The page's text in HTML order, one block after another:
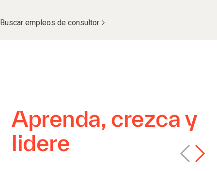
Buscar empleos de consultor
Aprenda, crezca y
lidere